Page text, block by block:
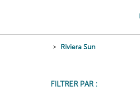
Riviera Sun
FILTRER PAR :